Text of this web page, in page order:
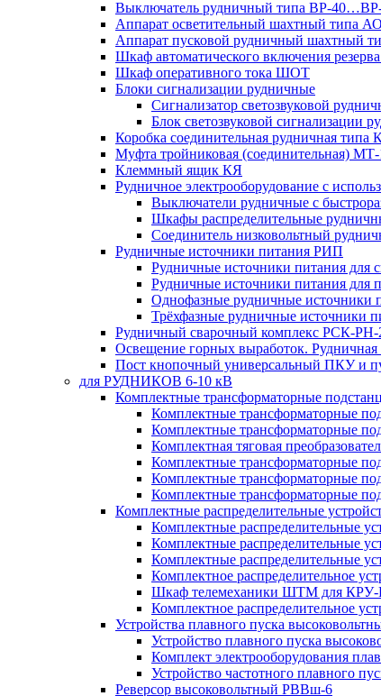
Выключатель рудничный типа ВР-
Аппарат осветительный шахтный типа
Аппарат пусковой рудничный шахтный
Шкаф автоматического включения
Шкаф оперативного тока ШОТ
Блоки сигнализации рудничные
Сигнализатор светозвуковой
Блок светозвуковой сигнализации
Коробка соединительная рудничная типа
Муфта тройниковая (соединительная)
Клеммный ящик КЯ
Рудничное электрооборудование с
Выключатели рудничные с
Шкафы распределительные
Соединитель низковольтный
Рудничные источники питания РИП
Рудничные источники питания для
Рудничные источники питания для
Однофазные рудничные источники
Трёхфазные рудничные источники
Рудничный сварочный комплекс РСК-РН-
Освещение горных выработок. Рудничная
Пост кнопочный универсальный ПКУ и
для РУДНИКОВ 6-10 кВ
Комплектные трансформаторные
Комплектные трансформаторные
Комплектные трансформаторные
Комплектная тяговая
Комплектные трансформаторные
Комплектные трансформаторные
Комплектные трансформаторные
Комплектные распределительные
Комплектные распределительные
Комплектные распределительные
Комплектные распределительные
Комплектное распределительное
Шкаф телемеханики ШТМ для
Комплектное распределительное
Устройства плавного пуска
Устройство плавного пуска
Комплект электрооборудования
Устройство частотного плавного
Реверсор высоковольтный РВВш-6